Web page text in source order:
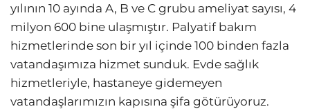
yılının 10 ayında A, B ve C grubu ameliyat sayısı, 4
milyon 600 bine ulaşmıştır. Palyatif bakım
hizmetlerinde son bir yıl içinde 100 binden fazla
vatandaşımıza hizmet sunduk. Evde sağlık
hizmetleriyle, hastaneye gidemeyen
vatandaşlarımızın kapısına şifa götürüyoruz.